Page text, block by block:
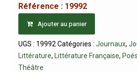
Référence : 19992
Ajouter au panier
UGS : 19992 Catégories : Journaux,
Littérature, Littérature Française,
Théâtre